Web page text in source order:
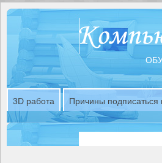
3D работа Причины подписаться